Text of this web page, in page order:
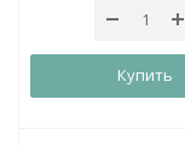
Купить